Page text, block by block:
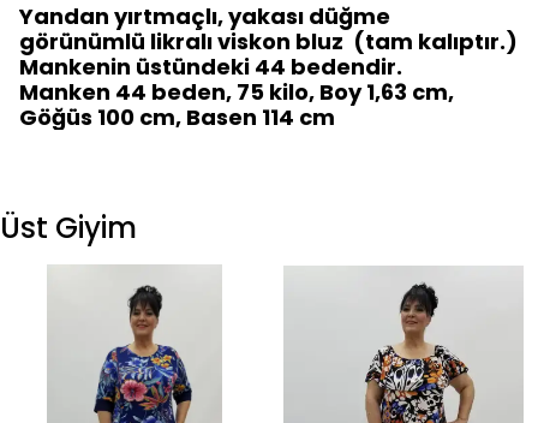
Yandan yırtmaçlı, yakası düğme
görünümlü likralı viskon bluz (tam kalıptır.)
Mankenin üstündeki 44 bedendir.
Manken 44 beden, 75 kilo, Boy 1,63 cm,
Göğüs 100 cm, Basen 114 cm
Üst Giyim